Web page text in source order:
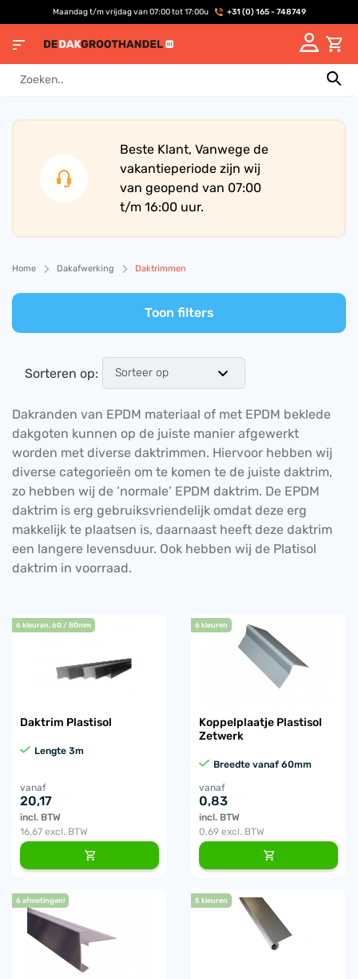
Maandag t/m vrijdag van 07:00 tot 17:00u +31 (0) 165 - 748749
Beste Klant, Vanwege de
vakantieperiode zijn wij
van geopend van 07:00
t/m 16:00 uur.
Home Dakafwerking Daktrimmen
Toon filters
Sorteren op:
Dakranden van EPDM materiaal of met EPDM beklede
dakgoten kunnen op de juiste manier afgewerkt
worden met diverse daktrimmen. Hiervoor hebben wij
diverse categorieën om te komen te de juiste daktrim,
zo hebben wij de ‘normale’ EPDM daktrim. De EPDM
daktrim is erg gebruiksvriendelijk omdat deze erg
makkelijk te plaatsen is, daarnaast heeft deze daktrim
een langere levensduur. Ook hebben wij de Platisol
daktrim in voorraad.
6 kleuren, 60 / 80mm
Daktrim Plastisol
Lengte 3m
vanaf
20,17
incl. BTW
16,67 excl. BTW
6 kleuren
Koppelplaatje Plastisol
Zetwerk
Breedte vanaf 60mm
vanaf
0,83
incl. BTW
0,69 excl. BTW
6 afmetingen! 5 kleuren